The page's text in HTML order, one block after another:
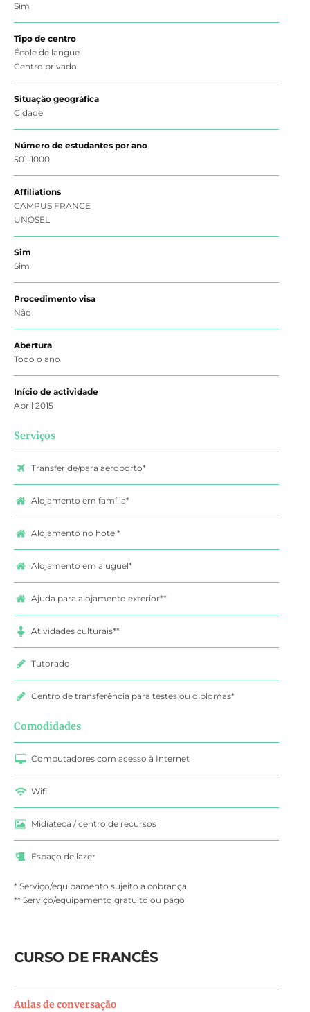
Sim
Tipo de centro
École de langue
Centro privado
Situaçäo geográfica
Cidade
Número de estudantes por ano
501-1000
Affiliations
CAMPUS FRANCE
UNOSEL
Sim
Sim
Procedimento visa
Não
Abertura
Todo o ano
Início de actividade
Abril 2015
Serviços
Transfer de/para aeroporto*
Alojamento em família*
Alojamento no hotel*
Alojamento em aluguel*
Ajuda para alojamento exterior**
Atividades culturais**
Tutorado
Centro de transferência para testes ou diplomas*
Comodidades
Computadores com acesso à Internet
Wifi
Midiateca / centro de recursos
Espaço de lazer
* Serviço/equipamento sujeito a cobrança
** Serviço/equipamento gratuito ou pago
CURSO DE FRANCÊS
Aulas de conversação